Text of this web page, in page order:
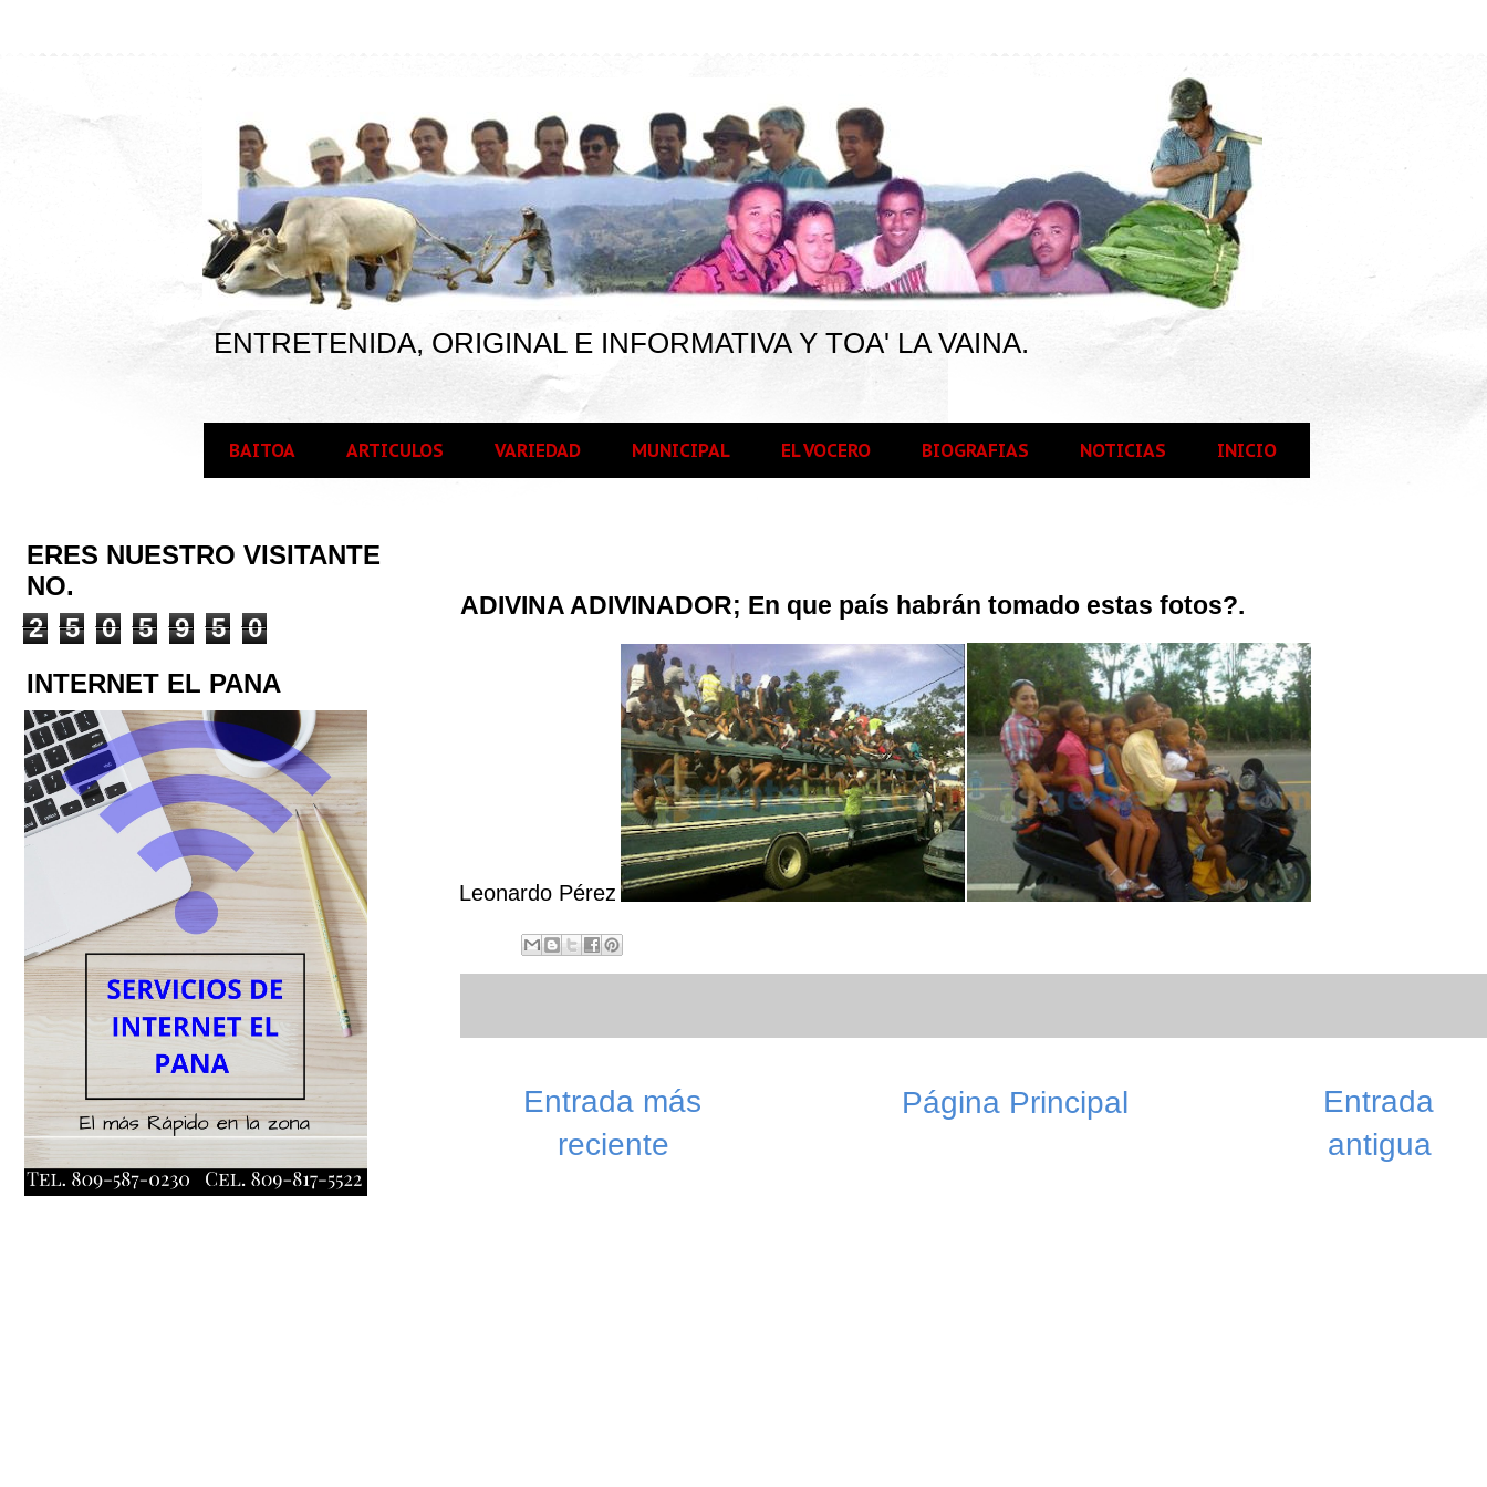
ENTRETENIDA, ORIGINAL E INFORMATIVA Y TOA' LA VAINA.
BAITOA ARTICULOS VARIEDAD MUNICIPAL EL VOCERO BIOGRAFIAS NOTICIAS INICIO
ADIVINA ADIVINADOR; En que país habrán tomado estas fotos?.
Leonardo Pérez
Entrada más
reciente
Entrada
antigua
Página Principal
ERES NUESTRO VISITANTE
NO.
2
5 0 5 9 5
0
INTERNET EL PANA